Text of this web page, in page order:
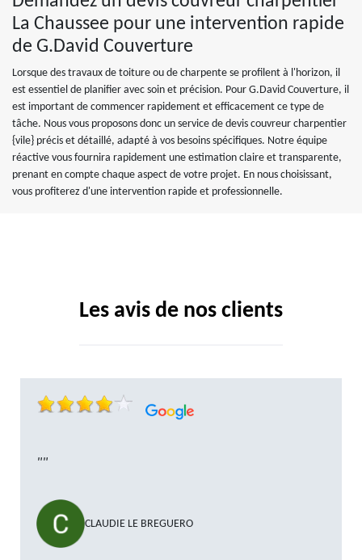
La Chaussee pour une intervention rapide
de G.David Couverture
Lorsque des travaux de toiture ou de charpente se profilent à l'horizon, il
est essentiel de planifier avec soin et précision. Pour G.David Couverture, il
est important de commencer rapidement et efficacement ce type de
tâche. Nous vous proposons donc un service de devis couvreur charpentier
{vile} précis et détaillé, adapté à vos besoins spécifiques. Notre équipe
réactive vous fournira rapidement une estimation claire et transparente,
prenant en compte chaque aspect de votre projet. En nous choisissant,
vous profiterez d'une intervention rapide et professionnelle.
Les avis de nos clients
""
CLAUDIE LE BREGUERO